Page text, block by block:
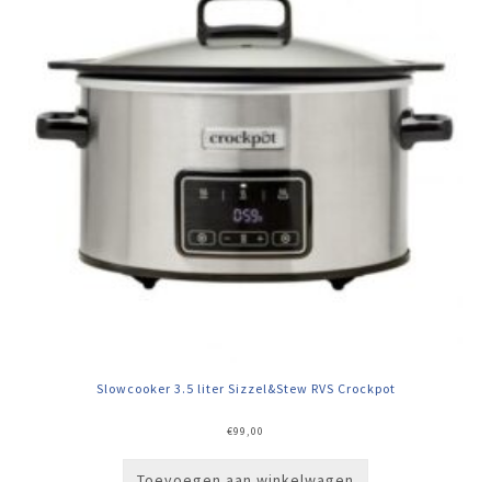
Slowcooker 3.5 liter Sizzel&Stew RVS Crockpot
€99,00